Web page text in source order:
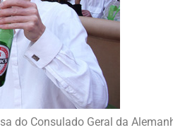
do Consulado Geral da